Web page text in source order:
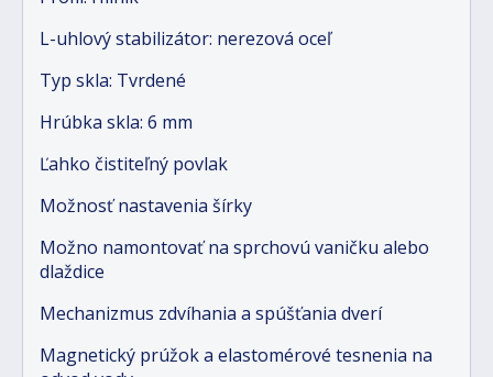
L-uhlový stabilizátor: nerezová oceľ
Typ skla: Tvrdené
Hrúbka skla: 6 mm
Ľahko čistiteľný povlak
Možnosť nastavenia šírky
Možno namontovať na sprchovú vaničku alebo
dlaždice
Mechanizmus zdvíhania a spúšťania dverí
Magnetický prúžok a elastomérové tesnenia na